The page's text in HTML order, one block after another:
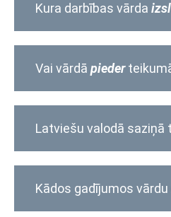
Kura darbības vārda
Vai vārdā pieder
Kādos gadījumos vārdu